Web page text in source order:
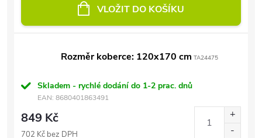
VLOŽIT DO KOŠÍKU
Rozměr koberce: 120x170 cm TA24475
Skladem - rychlé dodání do 1-2 prac. dnů
EAN: 8680401863491
849 Kč
702 Kč bez DPH